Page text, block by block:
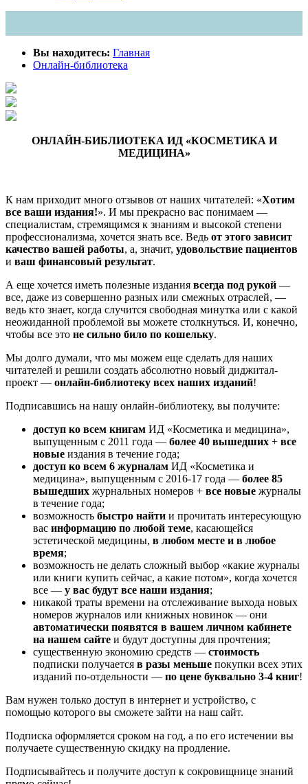
Вы находитесь: Главная
Онлайн-библиотека
ОНЛАЙН-БИБЛИОТЕКА ИД «КОСМЕТИКА И
МЕДИЦИНА»
К нам приходит много отзывов от наших читателей: «Хотим
все ваши издания!». И мы прекрасно вас понимаем —
специалистам, стремящимся к знаниям и высокой степени
профессионализма, хочется знать все. Ведь от этого зависит
качество вашей работы, а, значит, удовольствие пациентов
и ваш финансовый результат.
А еще хочется иметь полезные издания всегда под рукой —
все, даже из совершенно разных или смежных отраслей, —
ведь кто знает, когда случится свободная минутка или с какой
неожиданной проблемой вы можете столкнуться. И, конечно,
чтобы все это не сильно било по кошельку.
Мы долго думали, что мы можем еще сделать для наших
читателей и решили создать абсолютно новый диджитал-
проект — онлайн-библиотеку всех наших изданий!
Подписавшись на нашу онлайн-библиотеку, вы получите:
доступ ко всем книгам ИД «Косметика и медицина»,
выпущенным с 2011 года — более 40 вышедших + все
новые издания в течение года;
доступ ко всем 6 журналам ИД «Косметика и
медицина», выпущенным с 2016-17 года — более 85
вышедших журнальных номеров + все новые журналы
в течение года;
возможность быстро найти и прочитать интересующую
вас информацию по любой теме, касающейся
эстетической медицины, в любом месте и в любое
время;
возможность не делать сложный выбор «какие журналы
или книги купить сейчас, а какие потом», когда хочется
все — у вас будут все наши издания;
никакой траты времени на отслеживание выхода новых
номеров журналов или книжных новинок — они
автоматически появятся в вашем личном кабинете
на нашем сайте и будут доступны для прочтения;
существенную экономию средств — стоимость
подписки получается в разы меньше покупки всех этих
изданий по-отдельности — по цене буквально 3-4 книг!
Вам нужен только доступ в интернет и устройство, с
помощью которого вы сможете зайти на наш сайт.
Подписка оформляется сроком на год, а по его истечении вы
получаете существенную скидку на продление.
Подписывайтесь и получите доступ к сокровищнице знаний